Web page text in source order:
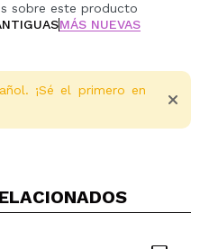
sobre este producto
MÁS NUEVAS
¡Sé el primero en